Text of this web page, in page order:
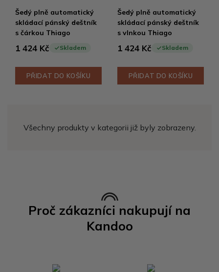
Šedý plně automatický
skládací pánský deštník
s čárkou Thiago
1 424 Kč Skladem
PŘIDAT DO KOŠÍKU
Šedý plně automatický
skládací pánský deštník
s vlnkou Thiago
1 424 Kč Skladem
PŘIDAT DO KOŠÍKU
Všechny produkty v kategorii již byly zobrazeny.
Proč zákazníci nakupují na
Kandoo